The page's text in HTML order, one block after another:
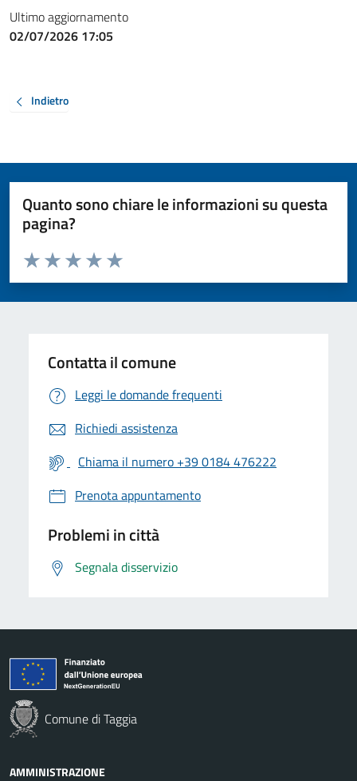
Ultimo aggiornamento
02/07/2026 17:05
Indietro
Quanto sono chiare le informazioni su questa
pagina?
Valuta da 1 a 5 stelle la pagina
Valuta 5 stelle su 5
Valuta 4 stelle su 5
Valuta 3 stelle su 5
Valuta 2 stelle su 5
Valuta 1 stelle su 5
Contatta il comune
Leggi le domande frequenti
Richiedi assistenza
Chiama il numero +39 0184 476222
Prenota appuntamento
Problemi in città
Segnala disservizio
Comune di Taggia
AMMINISTRAZIONE